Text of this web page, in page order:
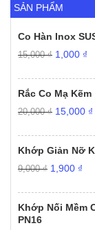
SẢN PHẨM
Co Hàn Inox
15,000₫ Giá
là:
15,000 ₫.
1,000 ₫
là:
Rắc Co Mạ Kẽm
20,000₫ Giá
là:
20,000 ₫.
15,000 ₫
Khớp Giản Nỡ
9,000₫ Giá
là:
9,000 ₫.
1,900 ₫
tại
là:
Khớp Nối Mềm
PN16